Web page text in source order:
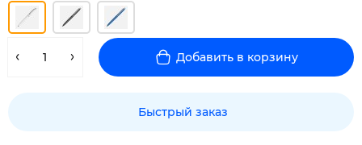
Добавить в корзину
Быстрый заказ